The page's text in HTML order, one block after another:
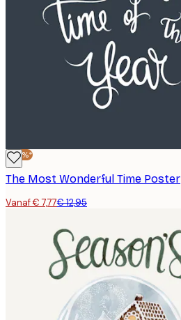
-40%*
The Most Wonderful Time Poster
Vanaf € 7,77€ 12,95